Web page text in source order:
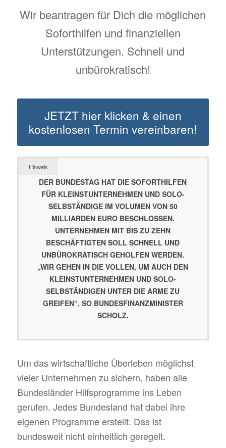
Wir beantragen für Dich die möglichen
Soforthilfen und finanziellen
Unterstützungen. Schnell und
unbürokratisch!
JETZT hier klicken & einen
kostenlosen Termin vereinbaren!
Hinweis
DER BUNDESTAG HAT DIE SOFORTHILFEN
FÜR KLEINSTUNTERNEHMEN UND SOLO-
SELBSTÄNDIGE IM VOLUMEN VON 50
MILLIARDEN EURO BESCHLOSSEN.
UNTERNEHMEN MIT BIS ZU ZEHN
BESCHÄFTIGTEN SOLL SCHNELL UND
UNBÜROKRATISCH GEHOLFEN WERDEN.
„WIR GEHEN IN DIE VOLLEN, UM AUCH DEN
KLEINSTUNTERNEHMEN UND SOLO-
SELBSTÄNDIGEN UNTER DIE ARME ZU
GREIFEN“, SO BUNDESFINANZMINISTER
SCHOLZ.
Um das wirtschaftliche Überleben möglichst
vieler Unternehmen zu sichern, haben alle
Bundesländer Hilfsprogramme ins Leben
gerufen. Jedes Bundesland hat dabei ihre
eigenen Programme erstellt. Das ist
bundesweit nicht einheitlich geregelt.